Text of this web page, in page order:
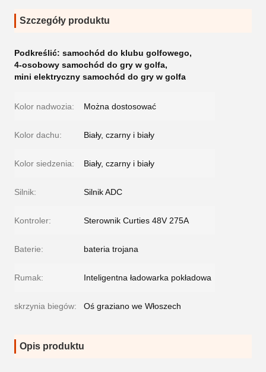
Szczegóły produktu
Podkreślić: samochód do klubu golfowego,
4-osobowy samochód do gry w golfa,
mini elektryczny samochód do gry w golfa
Kolor nadwozia: Można dostosować
Kolor dachu: Biały, czarny i biały
Kolor siedzenia: Biały, czarny i biały
Silnik: Silnik ADC
Kontroler: Sterownik Curties 48V 275A
Baterie: bateria trojana
Rumak: Inteligentna ładowarka pokładowa
skrzynia biegów: Oś graziano we Włoszech
Opis produktu